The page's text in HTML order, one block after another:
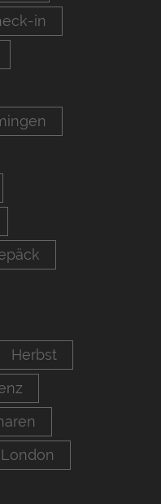
in
Herbst
London